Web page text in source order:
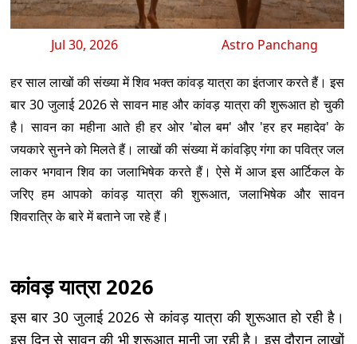
Jul 30, 2026 Astro Panchang
हर साल लाखों की संख्या में शिव भक्त कांवड़ यात्रा का इंतजार करते हैं। इस
बार 30 जुलाई 2026 से सावन माह और कांवड़ यात्रा की शुरूआत हो चुकी
है। सावन का महीना आते ही हर ओर 'बोल बम' और 'हर हर महादेव' के
जयकारे सुनने को मिलते हैं। लाखों की संख्या में कांवड़िए गंगा का पवित्र जल
लाकर भगवान शिव का जलाभिषेक करते हैं। ऐसे में आज इस आर्टिकल के
जरिए हम आपको कांवड़ यात्रा की शुरूआत, जलाभिषेक और सावन
शिवरात्रि के बारे में बताने जा रहे हैं।
कांवड़ यात्रा 2026
इस बार 30 जुलाई 2026 से कांवड़ यात्रा की शुरूआत हो रही है।
इस दिन से सावन की भी शुरूआत मानी जा रही है। इस दौरान लाखों